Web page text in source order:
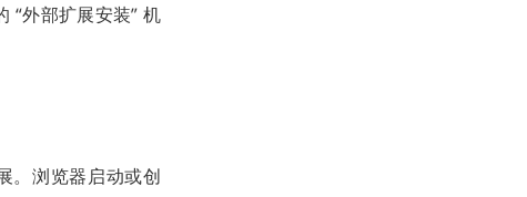
“外部扩展安装” 机
。浏览器启动或创